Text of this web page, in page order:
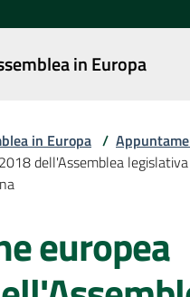
in Europa
in Europa /
dell'Assemblea legislativa
europea